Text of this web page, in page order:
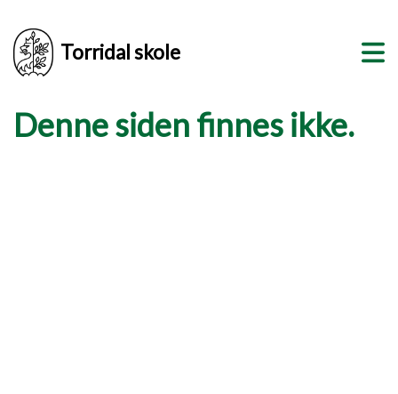
Torridal skole
Denne siden finnes ikke.